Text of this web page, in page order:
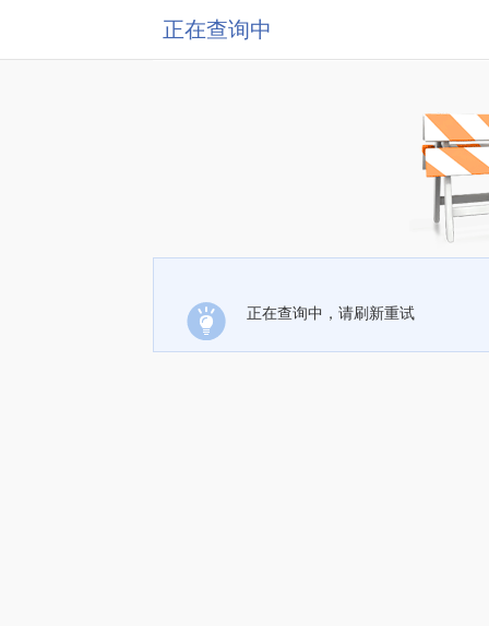
正在查询中
正在查询中，请刷新重试